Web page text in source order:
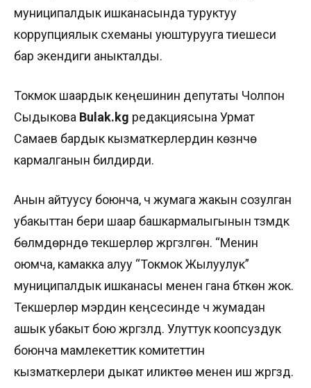
муниципалдык ишканасында туруктуу
коррупциялык схеманы уюштурууга тиешеси
бар экендиги аныкталды.
Токмок шаардык кеңешинин депутаты Чолпон
Сыдыкова Bulak.kg редакциясына Урмат
Самаев бардык кызматкерлердин көзүнчө
кармалганын билдирди.
Анын айтуусу боюнча, үч жумага жакын созулган
убакыттан бери шаар башкармалыгынын түзүмдүк
бөлүмдөрүндө текшерүүлөр жүргүзүлгөн. “Менин
оюмча, камакка алуу “Токмок Жылуулук”
муниципалдык ишканасы менен гана бүткөн жок.
Текшерүүлөр мэрдин кеңсесинде үч жумадан
ашык убакыт бою жүргүзүлдү. Улуттук коопсуздук
боюнча мамлекеттик комитеттин
кызматкерлери дыкат иликтөө менен иш жүргүздү.